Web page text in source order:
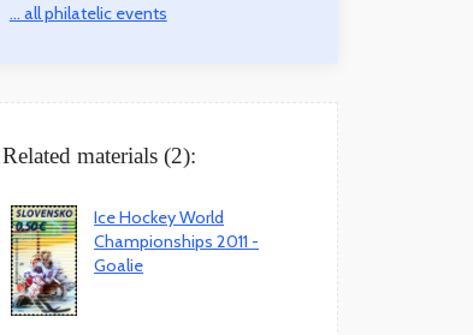
... all philatelic events
Related materials (2):
Ice Hockey World
Championships 2011 -
Goalie